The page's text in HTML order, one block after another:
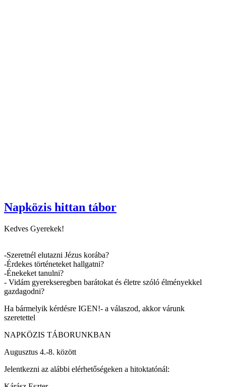
Napközis hittan tábor
Kedves Gyerekek!
-Szeretnél elutazni Jézus korába?
-Érdekes történeteket hallgatni?
-Énekeket tanulni?
- Vidám gyerekseregben barátokat és életre szóló élményekkel
gazdagodni?
Ha bármelyik kérdésre IGEN!- a válaszod, akkor várunk
szeretettel
NAPKÖZIS TÁBORUNKBAN
Augusztus 4.-8. között
Jelentkezni az alábbi elérhetőségeken a hitoktatónál: